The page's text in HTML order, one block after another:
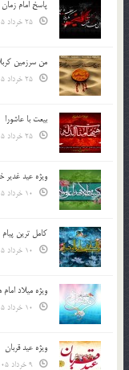
پاسخ امام
من سرزمین
بیعت با عاشورا
ویژه عید غدیر
کامل ترین
ویژه میلاد
ویژه عید قربان